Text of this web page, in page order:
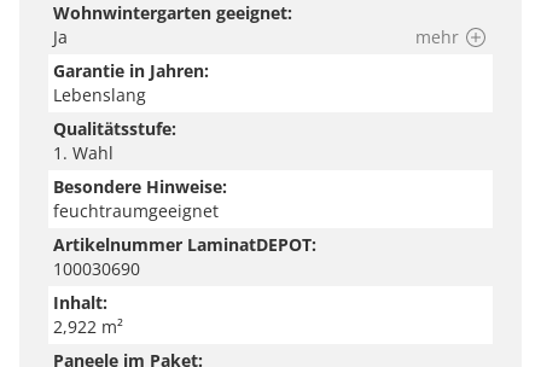
Hinweis
Wir versuchen unsere Produkte so genau wie möglich
deinem Endgerät je nach Einstellung und
Umgebungslicht variieren können.
Wohnwintergarten geeignet:
Ja
mehr
Garantie in Jahren:
Lebenslang
Qualitätsstufe:
1. Wahl
Besondere Hinweise:
feuchtraumgeeignet
Artikelnummer LaminatDEPOT:
100030690
Inhalt:
2,922 m²
Paneele im Paket: